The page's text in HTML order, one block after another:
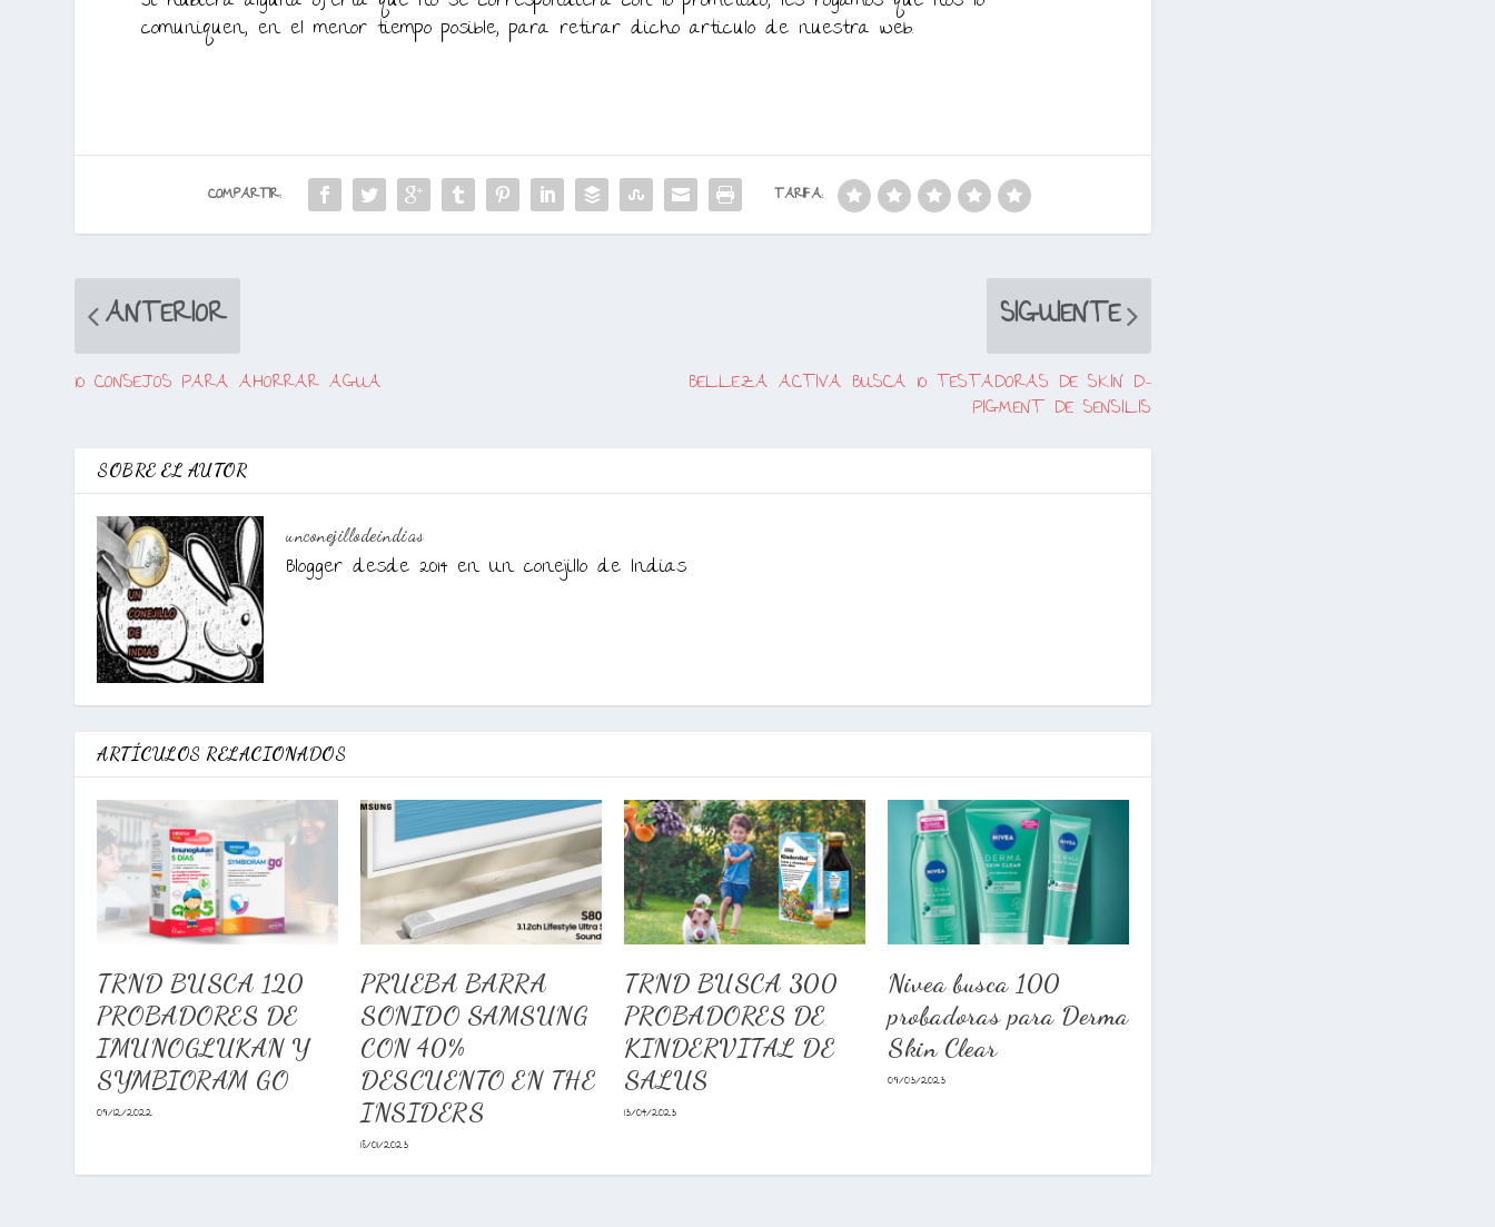
comuniquen, en el menor tiempo posible, para retirar dicho articulo de nuestra web.
COMPARTIR: TARIFA:
ANTERIOR
10 CONSEJOS PARA AHORRAR AGUA
SIGUIENTE
BELLEZA ACTIVA BUSCA 10 TESTADORAS DE SKIN D-
PIGMENT DE SENSILIS
SOBRE EL AUTOR
unconejillodeindias
Blogger desde 2014 en Un conejillo de Indias
ARTÍCULOS RELACIONADOS
TRND BUSCA 120
PROBADORES DE
IMUNOGLUKAN Y
SYMBIORAM GO
09/12/2022
PRUEBA BARRA
SONIDO SAMSUNG
CON 40%
DESCUENTO EN THE
INSIDERS
18/01/2023
TRND BUSCA 300
PROBADORES DE
KINDERVITAL DE
SALUS
13/04/2023
Nivea busca 100
probadoras para Derma
Skin Clear
09/03/2023